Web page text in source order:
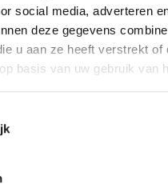
social media, adverteren
deze gegevens
u aan ze heeft verstrekt of
basis van uw gebruik van